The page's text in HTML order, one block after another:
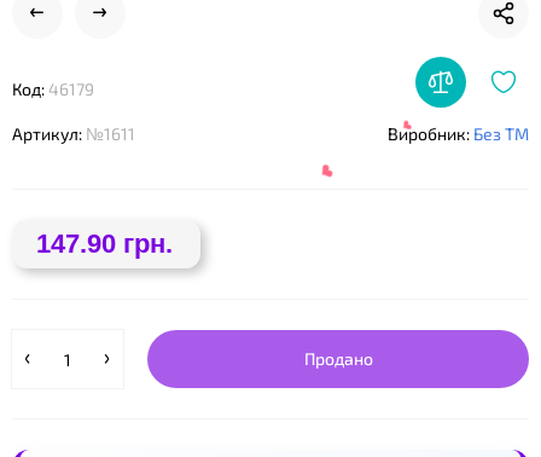
Код:46179
Артикул: №1611 Виробник: Без ТМ
147.90 грн.
Продано
❤